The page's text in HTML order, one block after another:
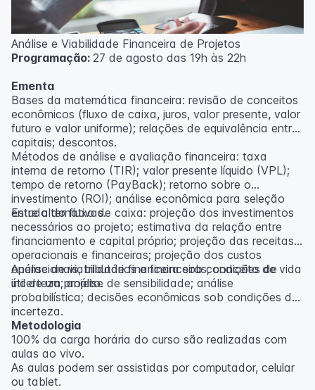
Análise e Viabilidade Financeira de Projetos
Programação: 27 de agosto das 19h às 22h
Ementa
Bases da matemática financeira: revisão de conceitos
econômicos (fluxo de caixa, juros, valor presente, valor
futuro e valor uniforme); relações de equivalência entre
capitais; descontos.
Métodos de análise e avaliação financeira: taxa
interna de retorno (TIR); valor presente líquido (VPL);
tempo de retorno (PayBack); retorno sobre o
investimento (ROI); análise econômica para seleção
entre alternativas.
Estudo do fluxo de caixa: projeção dos investimentos
necessários ao projeto; estimativa da relação entre
financiamento e capital próprio; projeção das receitas
operacionais e financeiras; projeção dos custos
operacionais, tributários e financeiros; conceito de vida
útil de um projeto.
Análise de viabilidade financeira sob condições de
incerteza; análise de sensibilidade; análise
probabilística; decisões econômicas sob condições de
incerteza.
Metodologia
100% da carga horária do curso são realizadas com
aulas ao vivo.
As aulas podem ser assistidas por computador, celular
ou tablet.